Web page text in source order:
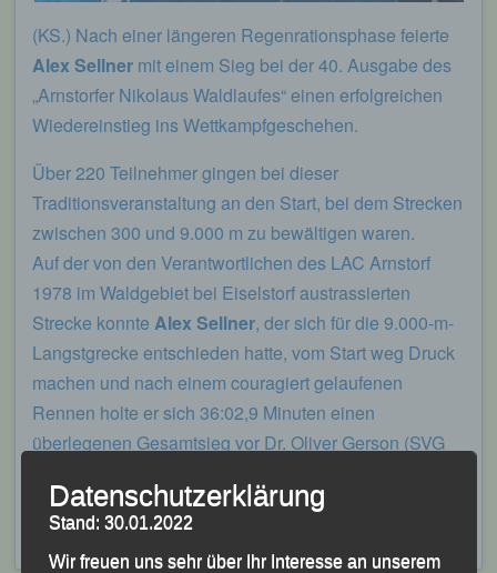
(KS.) Nach einer längeren Regenrationsphase feierte
Alex Sellner mit einem Sieg bei der 40. Ausgabe des
„Arnstorfer Nikolaus Waldlaufes“ einen erfolgreichen
Wiedereinstieg ins Wettkampfgeschehen.
Über 220 Teilnehmer gingen bei dieser
Traditionsveranstaltung an den Start, bei dem Strecken
zwischen 300 und 9.000 m zu bewältigen waren.
Auf der von den Verantwortlichen des LAC Arnstorf
1978 im Waldgebiet bei Eiselstorf austrassierten
Strecke konnte Alex Sellner, der sich für die 9.000-m-
Langstgrecke entschieden hatte, vom Start weg Druck
machen und nach einem couragiert gelaufenen
Rennen holte er sich 36:02,9 Minuten einen
überlegenen Gesamtsieg vor Dr. Oliver Gerson (SVG
Veröffentlichtin Aktuelles |Markiert mit
Datenschutzerklärung
Stand: 30.01.2022
Wir freuen uns sehr über Ihr Interesse an unserem